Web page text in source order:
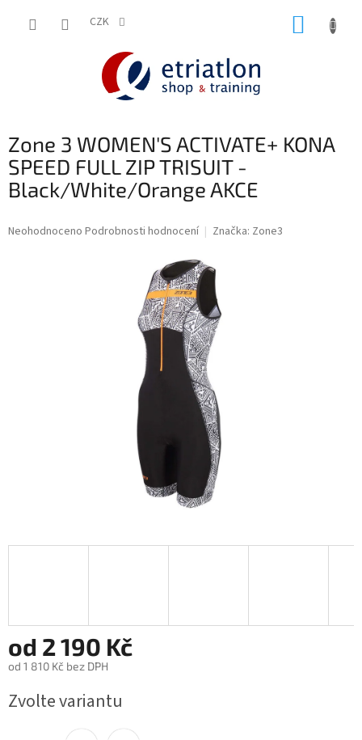
CZK
Zone 3 WOMEN'S ACTIVATE+ KONA
SPEED FULL ZIP TRISUIT -
Black/White/Orange AKCE
Průměrné
Neohodnoceno Podrobnosti hodnocení Značka: Zone3
od 2 190 Kč
od 1 810 Kč bez DPH
cena:
Zvolte variantu
shop.etriatlon.cz - Chat